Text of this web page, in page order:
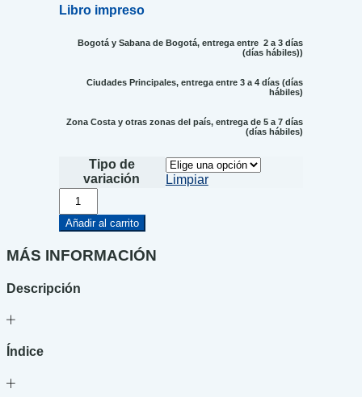
Libro impreso
Bogotá y Sabana de Bogotá, entrega entre 2 a 3 días
(días hábiles))
Ciudades Principales, entrega entre 3 a 4 días (días
hábiles)
Zona Costa y otras zonas del país, entrega de 5 a 7 días
(días hábiles)
Tipo de
variación
Limpiar
Gran
misterio
en
centro
cantidad
Añadir al carrito
MÁS INFORMACIÓN
Descripción
Índice